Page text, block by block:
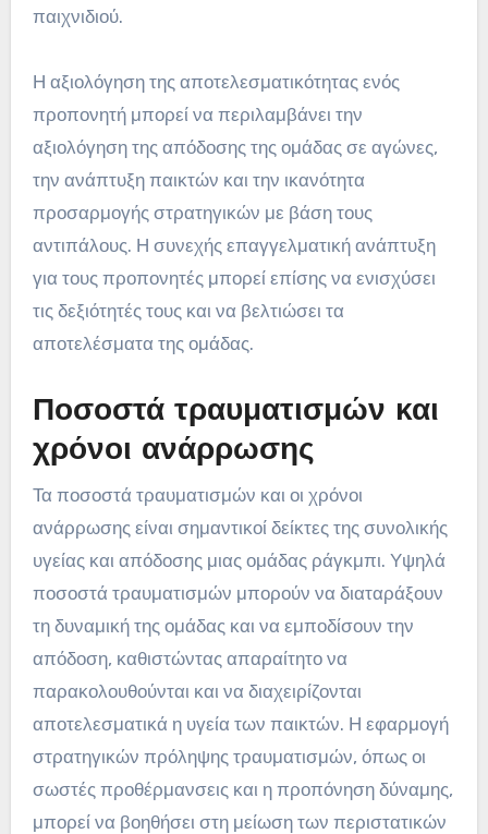
παιχνιδιού.
Η αξιολόγηση της αποτελεσματικότητας ενός
προπονητή μπορεί να περιλαμβάνει την
αξιολόγηση της απόδοσης της ομάδας σε αγώνες,
την ανάπτυξη παικτών και την ικανότητα
προσαρμογής στρατηγικών με βάση τους
αντιπάλους. Η συνεχής επαγγελματική ανάπτυξη
για τους προπονητές μπορεί επίσης να ενισχύσει
τις δεξιότητές τους και να βελτιώσει τα
αποτελέσματα της ομάδας.
Ποσοστά τραυματισμών και
χρόνοι ανάρρωσης
Τα ποσοστά τραυματισμών και οι χρόνοι
ανάρρωσης είναι σημαντικοί δείκτες της συνολικής
υγείας και απόδοσης μιας ομάδας ράγκμπι. Υψηλά
ποσοστά τραυματισμών μπορούν να διαταράξουν
τη δυναμική της ομάδας και να εμποδίσουν την
απόδοση, καθιστώντας απαραίτητο να
παρακολουθούνται και να διαχειρίζονται
αποτελεσματικά η υγεία των παικτών. Η εφαρμογή
στρατηγικών πρόληψης τραυματισμών, όπως οι
σωστές προθέρμανσεις και η προπόνηση δύναμης,
μπορεί να βοηθήσει στη μείωση των περιστατικών